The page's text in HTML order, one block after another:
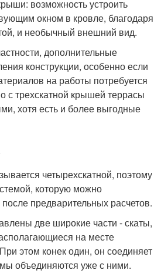
возможность устроить
окном в кровле, благодаря
и необычный внешний вид.
дополнительные
конструкции, особенно если
на работы потребуется
с трехскатной крышей террасы
хотя есть и более выгодные
четырехскатной, поэтому
которую можно
предварительных расчетов.
две широкие части - скаты,
на месте
этом конек один, он соединяет
объединяются уже с ними.